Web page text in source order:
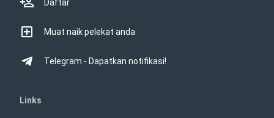
Daftar
Muat naik pelekat anda
Telegram - Dapatkan notifikasi!
Links